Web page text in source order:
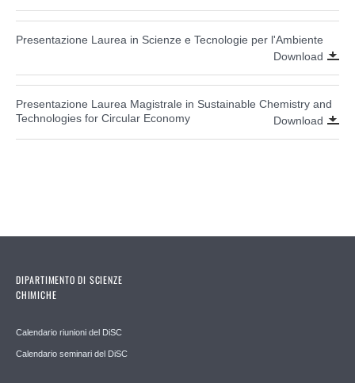
Presentazione Laurea in Scienze e Tecnologie per l'Ambiente
Download
Presentazione Laurea Magistrale in Sustainable Chemistry and
Technologies for Circular Economy
Download
DIPARTIMENTO DI SCIENZE
CHIMICHE
Calendario riunioni del DiSC
Calendario seminari del DiSC